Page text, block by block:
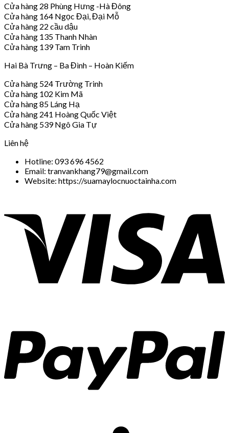
Cửa hàng 28 Phùng Hưng -Hà Đông
Cửa hàng 164 Ngọc Đại, Đại Mỗ
Cửa hàng 22 cầu dậu
Cửa hàng 135 Thanh Nhàn
Cửa hàng 139 Tam Trinh
Hai Bà Trưng – Ba Đình – Hoàn Kiếm
Cửa hàng 524 Trường Trinh
Cửa hàng 102 Kim Mã
Cửa hàng 85 Láng Hạ
Cửa hàng 241 Hoàng Quốc Việt
Cửa hàng 539 Ngô Gia Tự
Liên hệ
Hotline: 093 696 4562
Email: tranvankhang79@gmail.com
Website: https://suamaylocnuoctainha.com